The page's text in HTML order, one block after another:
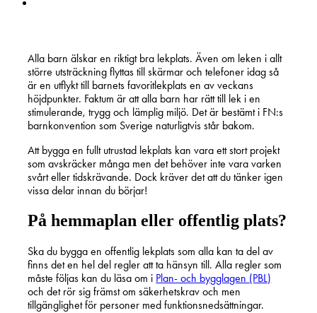
Alla barn älskar en riktigt bra lekplats. Även om leken i allt
större utsträckning flyttas till skärmar och telefoner idag så
är en utflykt till barnets favoritlekplats en av veckans
höjdpunkter. Faktum är att alla barn har rätt till lek i en
stimulerande, trygg och lämplig miljö. Det är bestämt i FN:s
barnkonvention som Sverige naturligtvis står bakom.
Att bygga en fullt utrustad lekplats kan vara ett stort projekt
som avskräcker många men det behöver inte vara varken
svårt eller tidskrävande. Dock kräver det att du tänker igen
vissa delar innan du börjar!
På hemmaplan eller offentlig plats?
Ska du bygga en offentlig lekplats som alla kan ta del av
finns det en hel del regler att ta hänsyn till. Alla regler som
måste följas kan du läsa om i Plan- och bygglagen (PBL)
och det rör sig främst om säkerhetskrav och men
tillgänglighet för personer med funktionsnedsättningar.